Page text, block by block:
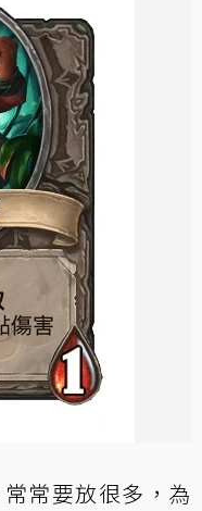
常要放很多，為